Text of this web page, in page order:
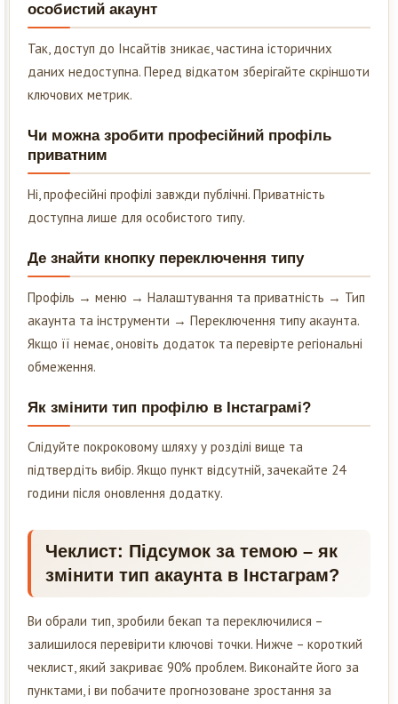
особистий акаунт
Так, доступ до Інсайтів зникає, частина історичних
даних недоступна. Перед відкатом зберігайте скріншоти
ключових метрик.
Чи можна зробити професійний профіль
приватним
Ні, професійні профілі завжди публічні. Приватність
доступна лише для особистого типу.
Де знайти кнопку переключення типу
Профіль → меню → Налаштування та приватність → Тип
акаунта та інструменти → Переключення типу акаунта.
Якщо її немає, оновіть додаток та перевірте регіональні
обмеження.
Як змінити тип профілю в Інстаграмі?
Слідуйте покроковому шляху у розділі вище та
підтвердіть вибір. Якщо пункт відсутній, зачекайте 24
години після оновлення додатку.
Чеклист: Підсумок за темою – як
змінити тип акаунта в Інстаграм?
Ви обрали тип, зробили бекап та переключилися –
залишилося перевірити ключові точки. Нижче – короткий
чеклист, який закриває 90% проблем. Виконайте його за
пунктами, і ви побачите прогнозоване зростання за